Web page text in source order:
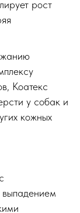
рост
Коатекс
у собак и
кожных